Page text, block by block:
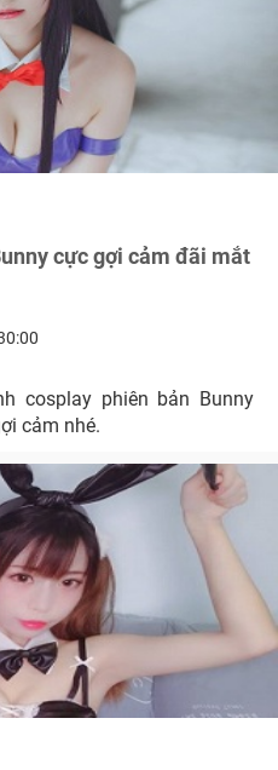
cực gợi cảm đãi mắt
cosplay phiên bản Bunny
cảm nhé.